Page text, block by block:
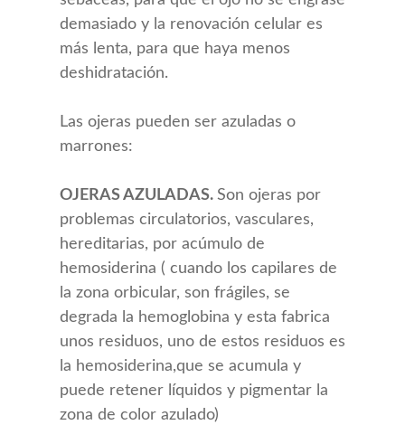
demasiado y la renovación celular es
más lenta, para que haya menos
deshidratación.
Las ojeras pueden ser azuladas o
marrones:
OJERAS AZULADAS. Son ojeras por
problemas circulatorios, vasculares,
hereditarias, por acúmulo de
hemosiderina ( cuando los capilares de
la zona orbicular, son frágiles, se
degrada la hemoglobina y esta fabrica
unos residuos, uno de estos residuos es
la hemosiderina,que se acumula y
puede retener líquidos y pigmentar la
zona de color azulado)